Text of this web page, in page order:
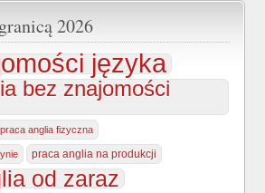
2026
języka
bez znajomości
praca anglia fizyczna
praca anglia na produkcji
od zaraz